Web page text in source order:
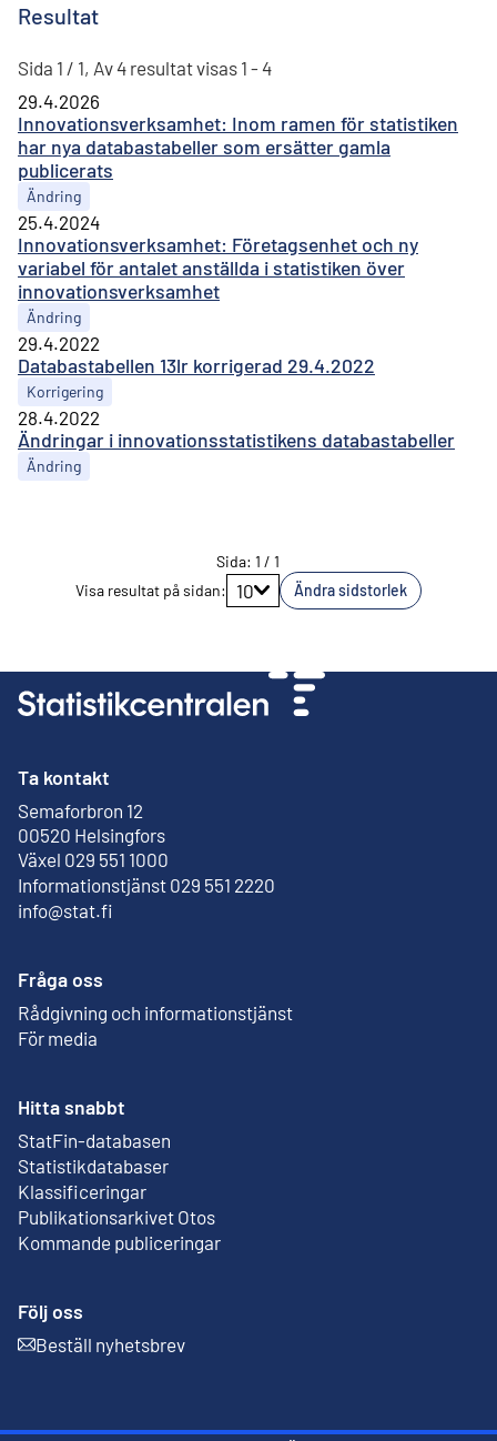
Resultat
Sida 1 / 1, Av 4 resultat visas 1 - 4
Innovationsverksamhet: Inom ramen för statistiken
har nya databastabeller som ersätter gamla
publicerats
29.4.2026
Ändring
Innovationsverksamhet: Företagsenhet och ny
variabel för antalet anställda i statistiken över
innovationsverksamhet
25.4.2024
Ändring
Databastabellen 13lr korrigerad 29.4.2022
29.4.2022
Korrigering
Ändringar i innovationsstatistikens databastabeller
28.4.2022
Ändring
Gå till sidan
Sida: 1 /1
Visa resultat på sidan: 10 Ändra sidstorlek
Ta kontakt
Semaforbron 12
00520 Helsingfors
Extern länk
Växel 029 551 1000
Informationstjänst 029 551 2220
info@stat.fi
Fråga oss
Rådgivning och informationstjänst
För media
Hitta snabbt
StatFin-databasen
Extern länk
Statistikdatabaser
Klassificeringar
Publikationsarkivet Otos
Extern länk
Kommande publiceringar
Följ oss
Beställ nyhetsbrev
Extern länk